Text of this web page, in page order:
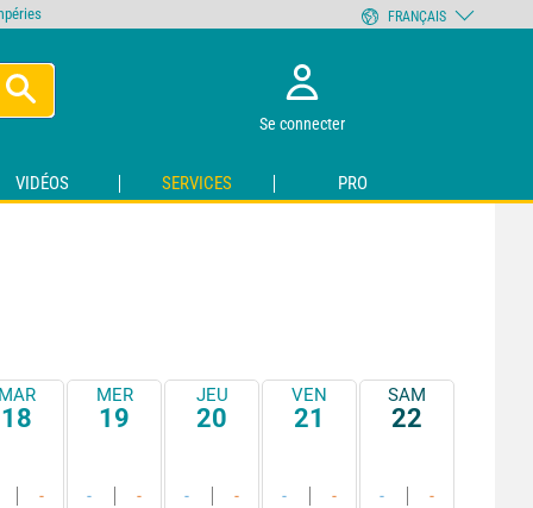
Se connecter
VIDÉOS SERVICES PRO
18
-
MER
19
- -
JEU
20
- -
VEN
21
- -
SAM
22
- -
FRANÇAIS